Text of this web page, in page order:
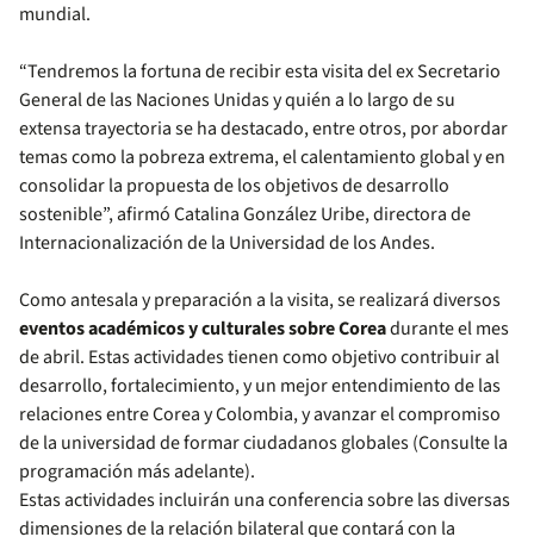
mundial.
“Tendremos la fortuna de recibir esta visita del ex Secretario
General de las Naciones Unidas y quién a lo largo de su
extensa trayectoria se ha destacado, entre otros, por abordar
temas como la pobreza extrema, el calentamiento global y en
consolidar la propuesta de los objetivos de desarrollo
sostenible”, afirmó Catalina González Uribe, directora de
Internacionalización de la Universidad de los Andes.
Como antesala y preparación a la visita, se realizará diversos
eventos académicos y culturales sobre Coreadurante el mes
de abril. Estas actividades tienen como objetivo contribuir al
desarrollo, fortalecimiento, y un mejor entendimiento de las
relaciones entre Corea y Colombia, y avanzar el compromiso
de la universidad de formar ciudadanos globales (Consulte la
programación más adelante).
Estas actividades incluirán una conferencia sobre las diversas
dimensiones de la relación bilateral que contará con la